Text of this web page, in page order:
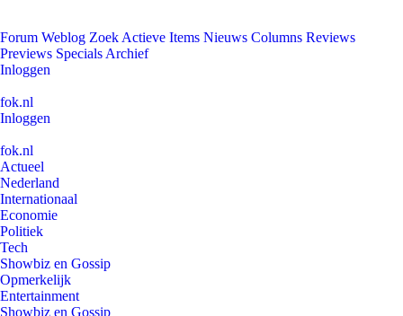
Forum Weblog Zoek Actieve Items Nieuws Columns Reviews
Previews Specials Archief
Inloggen
fok.nl
Inloggen
fok.nl
Actueel
Nederland
Internationaal
Economie
Politiek
Tech
Showbiz en Gossip
Opmerkelijk
Entertainment
Showbiz en Gossip